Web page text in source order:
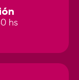
hs